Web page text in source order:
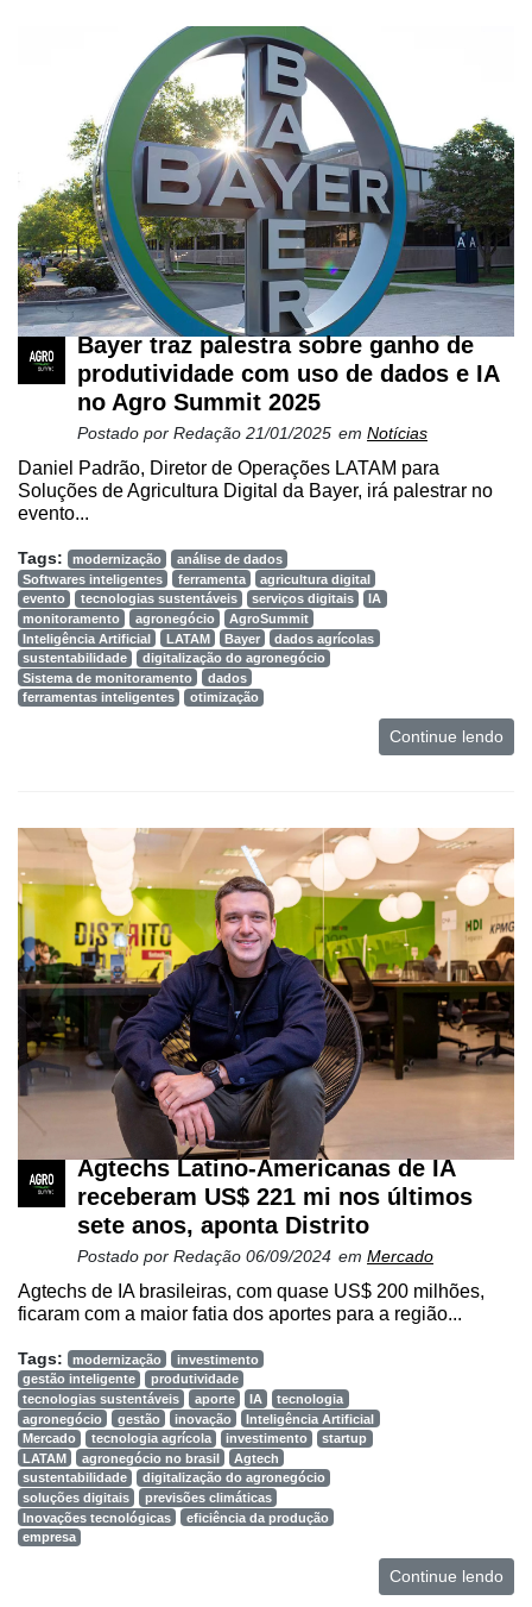
Bayer traz palestra sobre ganho de
produtividade com uso de dados e IA
no Agro Summit 2025
Postado por Redação 21/01/2025 em Notícias
Daniel Padrão, Diretor de Operações LATAM para
Soluções de Agricultura Digital da Bayer, irá palestrar no
evento...
Tags: modernização
análise de dados
Softwares inteligentes
ferramenta
agricultura digital
evento
tecnologias sustentáveis serviços digitais
IA
monitoramento
agronegócio
AgroSummit
Inteligência Artificial
LATAM Bayer
dados agrícolas
sustentabilidade
digitalização do agronegócio
Sistema de monitoramento
dados
ferramentas inteligentes
otimização
Continue lendo
Agtechs Latino-Americanas de IA
receberam US$ 221 mi nos últimos
sete anos, aponta Distrito
Postado por Redação 06/09/2024 em Mercado
Agtechs de IA brasileiras, com quase US$ 200 milhões,
ficaram com a maior fatia dos aportes para a região...
Tags: modernização
investimento
gestão inteligente
produtividade
tecnologias sustentáveis
aporte IA
tecnologia
agronegócio
gestão inovação
Inteligência Artificial
Mercado
tecnologia agrícola investimento
startup
LATAM
agronegócio no brasil
Agtech
sustentabilidade
digitalização do agronegócio
soluções digitais
previsões climáticas
Inovações tecnológicas
eficiência da produção
empresa
Continue lendo